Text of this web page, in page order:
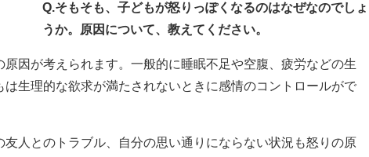
Q.そもそも、子どもが怒りっぽくなるのはなぜなのでしょ
うか。原因について、教えてください。
因が考えられます。一般的に睡眠不足や空腹、疲労などの生
生理的な欲求が満たされないときに感情のコントロールがで
人とのトラブル、自分の思い通りにならない状況も怒りの原